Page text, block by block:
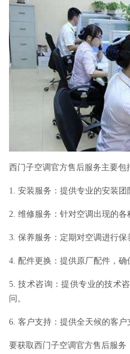
西门子空调官方售后服务主要包
1. 安装服务：提供专业的安装团
2. 维修服务：针对空调出现的各
3. 保养服务：定期对空调进行保
4. 配件更换：提供原厂配件，确
5. 技术咨询：提供专业的技术
问。
6. 客户支持：提供全天候的客户
要获取西门子空调官方售后服务